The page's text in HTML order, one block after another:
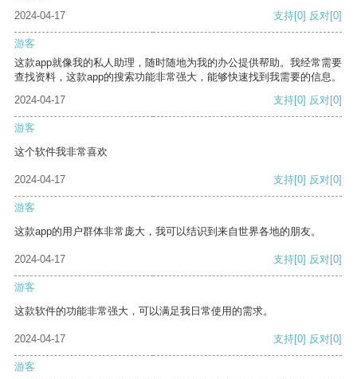
2024-04-17
支持[0] 反对[0]
游客
这款app就像我的私人助理，随时随地为我的办公提供帮助。我经常需要
查找资料，这款app的搜索功能非常强大，能够快速找到我需要的信息。
2024-04-17
支持[0] 反对[0]
游客
这个软件我非常喜欢
2024-04-17 支持[0] 反对[0]
游客
这款app的用户群体非常庞大，我可以结识到来自世界各地的朋友。
2024-04-17 支持[0] 反对[0]
游客
这款软件的功能非常强大，可以满足我日常使用的需求。
2024-04-17 支持[0] 反对[0]
游客